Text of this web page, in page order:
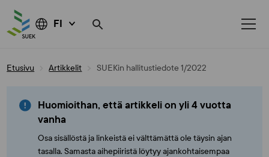
FI
Etusivu Artikkelit SUEKin hallitustiedote 1/2022
Huomioithan, että artikkeli on yli 4 vuotta
vanha
Osa sisällöstä ja linkeistä ei välttämättä ole täysin ajan
tasalla. Samasta aihepiiristä löytyy ajankohtaisempaa